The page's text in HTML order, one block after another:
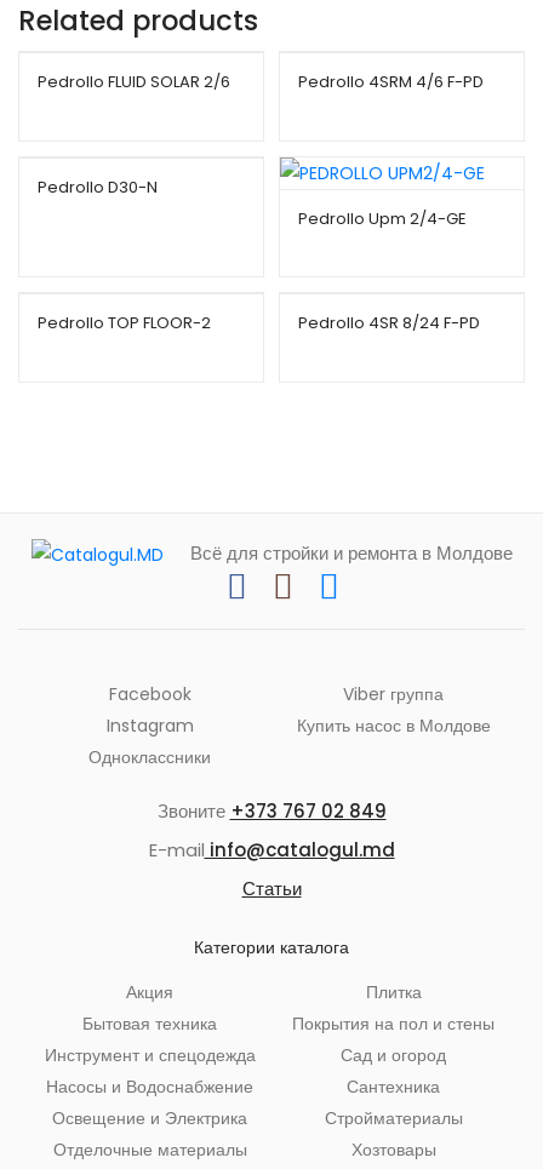
Related products
Pedrollo FLUID SOLAR 2/6 Pedrollo 4SRM 4/6 F-PD
Pedrollo D30-N
Pedrollo Upm 2/4-GE
Pedrollo TOP FLOOR-2 Pedrollo 4SR 8/24 F-PD
Всё для стройки и ремонта в Молдове
Facebook
Instagram
Одноклассники
Viber группа
Купить насос в Молдове
Звоните +373 767 02 849
E-mail info@catalogul.md
Статьи
Категории каталога
Акция
Бытовая техника
Инструмент и спецодежда
Насосы и Водоснабжение
Освещение и Электрика
Отделочные материалы
Плитка
Покрытия на пол и стены
Сад и огород
Сантехника
Стройматериалы
Хозтовары